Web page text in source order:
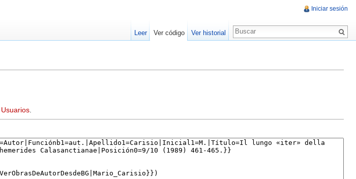
Usuarios
Iniciar sesión
Leer Ver código Ver historial